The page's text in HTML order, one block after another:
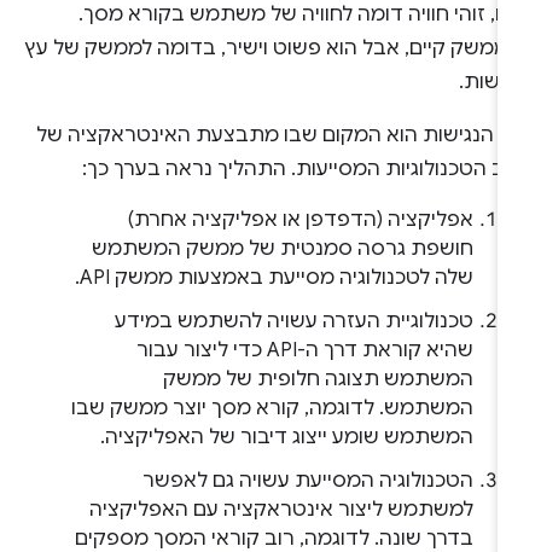
זוהי חוויה דומה לחוויה של משתמש בקורא מסך.
קיים, אבל הוא פשוט וישיר, בדומה לממשק של עץ
הנגישות הוא המקום שבו מתבצעת האינטראקציה של
הטכנולוגיות המסייעות. התהליך נראה בערך כך:
אפליקציה (הדפדפן או אפליקציה אחרת)
חושפת גרסה סמנטית של ממשק המשתמש
שלה לטכנולוגיה מסייעת באמצעות ממשק API.
טכנולוגיית העזרה עשויה להשתמש במידע
שהיא קוראת דרך ה-API כדי ליצור עבור
המשתמש תצוגה חלופית של ממשק
המשתמש. לדוגמה, קורא מסך יוצר ממשק שבו
המשתמש שומע ייצוג דיבור של האפליקציה.
הטכנולוגיה המסייעת עשויה גם לאפשר
למשתמש ליצור אינטראקציה עם האפליקציה
בדרך שונה. לדוגמה, רוב קוראי המסך מספקים